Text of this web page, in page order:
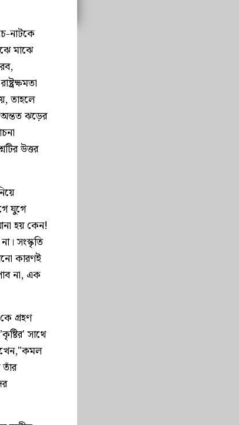
নাটকে
মাঝে
তাহলে
ঝড়ের
উত্তর
যুগে
হয় কেন!
সংস্কৃতি
কারণই
না, এক
গ্রহণ
সাথে